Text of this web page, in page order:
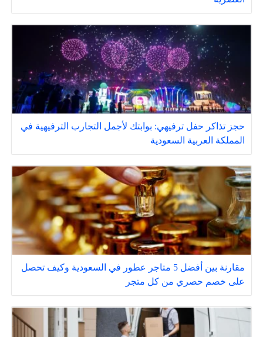
حجز تذاكر حفل ترفيهي: بوابتك لأجمل التجارب الترفيهية في
المملكة العربية السعودية
مقارنة بين أفضل 5 متاجر عطور في السعودية وكيف تحصل
على خصم حصري من كل متجر